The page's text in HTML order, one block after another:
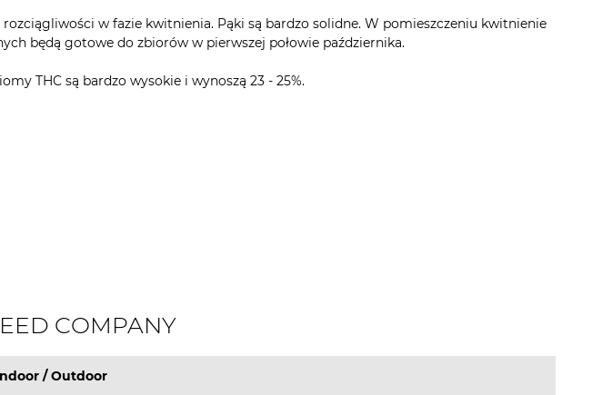
w fazie kwitnienia. Pąki są bardzo solidne. W pomieszczeniu kwitnienie
będą gotowe do zbiorów w pierwszej połowie października.
THC są bardzo wysokie i wynoszą 23 - 25%.
COMPANY
/ Outdoor